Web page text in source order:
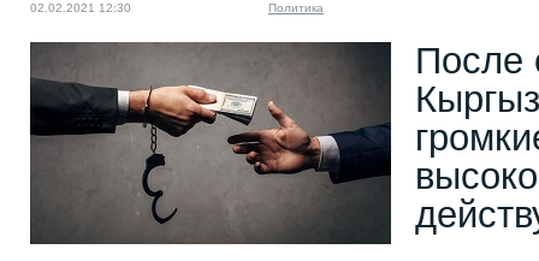
02.02.2021 12:30 Политика
После